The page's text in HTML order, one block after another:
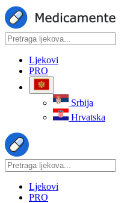
Ljekovi
PRO
Srbija
Hrvatska
Ljekovi
PRO